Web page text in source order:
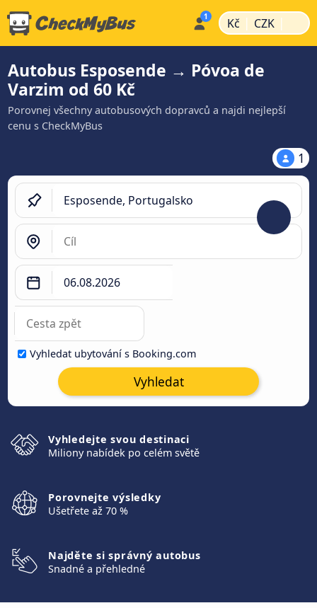
Kč | CZK |
Autobus Esposende → Póvoa de
Varzim od 60 Kč
Porovnej všechny autobusových dopravců a najdi nejlepší
cenu s CheckMyBus
1
Vyhledat ubytování s Booking.com
Vyhledat
Vyhledejte svou destinaci
Miliony nabídek po celém světě
Porovnejte výsledky
Ušetřete až 70 %
Najděte si správný autobus
Snadné a přehledné